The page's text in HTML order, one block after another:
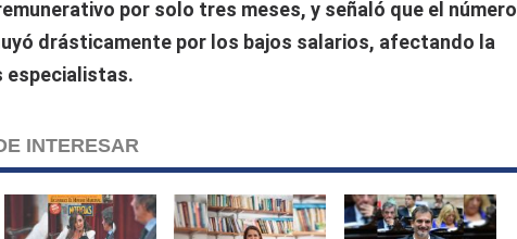
por solo tres meses, y señaló que el número
drásticamente por los bajos salarios, afectando la
especialistas.
INTERESAR